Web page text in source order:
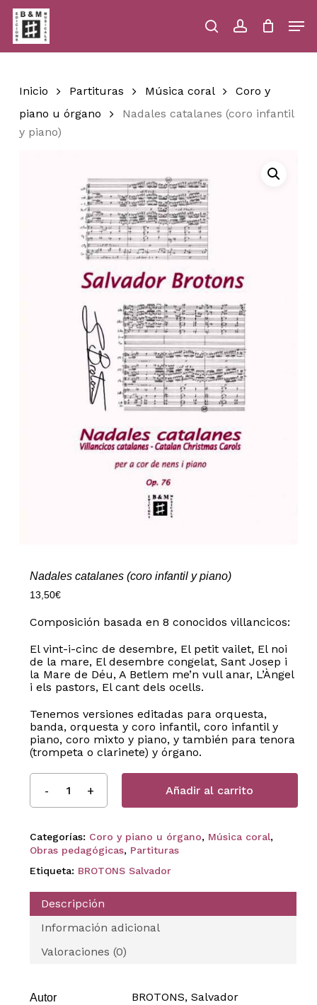
Skip
main
content
searchaccount
Close
Inicio Partituras Música coral
Coro y
piano u órgano
Nadales catalanes (coro infantil
y piano)
Nadales catalanes (coro infantil y piano)
13,50€
Composición basada en 8 conocidos villancicos:
El vint-i-cinc de desembre, El petit vailet, El noi
de la mare, El desembre congelat, Sant Josep i
la Mare de Déu, A Betlem me’n vull anar, L’Àngel
i els pastors, El cant dels ocells.
Tenemos versiones editadas para orquesta,
banda, orquesta y coro infantil, coro infantil y
piano, coro mixto y piano, y también para tenora
(trompeta o clarinete) y órgano.
Añadir al carrito
Categorías: Coro y piano u órgano, Música coral,
Obras pedagógicas, Partituras
Etiqueta: BROTONS Salvador
Descripción
Información adicional
Valoraciones (0)
Autor BROTONS, Salvador
Menu